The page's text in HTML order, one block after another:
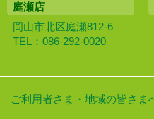
庭瀬店
岡山市北区庭瀬812-6
TEL：086-292-0020
ご利用者さま・地域の皆さま